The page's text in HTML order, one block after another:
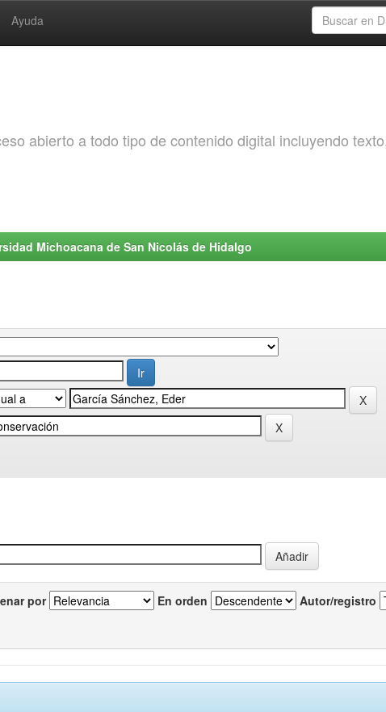
Ayuda
abierto a todo tipo de contenido digital incluyendo
Michoacana de San Nicolás de Hidalgo
por En orden Autor/registro